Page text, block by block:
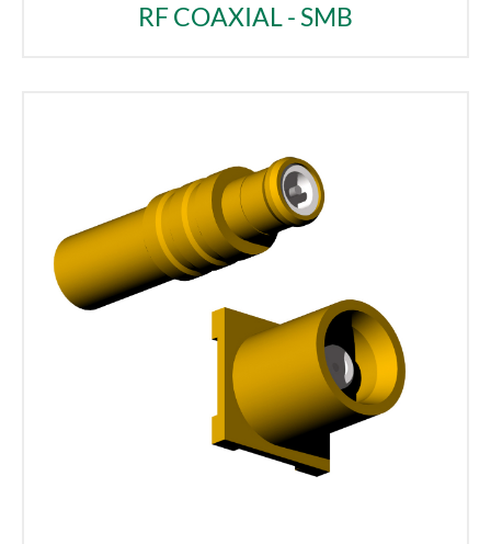
RF COAXIAL - SMB